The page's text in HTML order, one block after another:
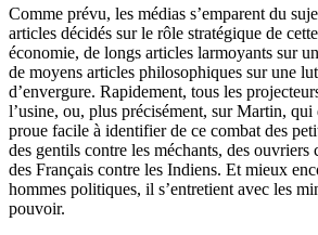
Comme prévu, les médias s’emparent du
articles décidés sur le rôle stratégique de
économie, de longs articles larmoyants sur
de moyens articles philosophiques sur une
d’envergure. Rapidement, tous les
l’usine, ou, plus précisément, sur Martin,
proue facile à identifier de ce combat des
des gentils contre les méchants, des ouvriers
des Français contre les Indiens. Et mieux
hommes politiques, il s’entretient avec les
pouvoir.